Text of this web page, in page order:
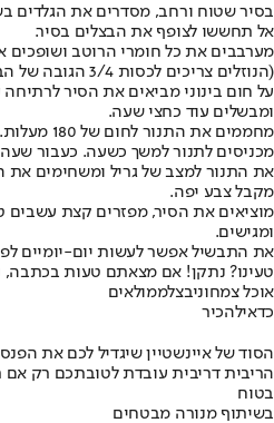
בסיר שטוח ורחב, מסדרים את
אל תחששו לצופף את הבצלים בסיר.
מערבבים את כל חומרי הרוטב ושופכים
(הנוזלים צריכים לכסות 3/4 הגובה של הבצלים).
על חום בינוני מביאים את הסיר
ומבשלים עוד כחצי שעה.
מחממים את התנור לחום של 180 מעלות.
מכניסים לתנור למשך כשעה. כעבור
מקבל צבע יפה.
מוציאים את הסיר, מפזרים קצת עשבים
ומגישים.
את התבשיל אפשר לעשות יום-יומיים
טעינו? נתקן! אם מצאתם טעות
אוכל צמחוניבצלממולאים
כדאילהכיר
הסוד של איינשטיין שיגדיל לכם את
הריבית דריבית עובדת לטובתכם רק
בטוח
בשיתוף מנורה מבטחים